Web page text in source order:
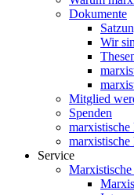
Dokumente
Wir
Mitglied
Spenden
Service